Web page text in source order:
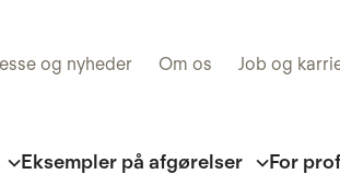
og nyheder Om os Job og
Eksempler på afgørelser For